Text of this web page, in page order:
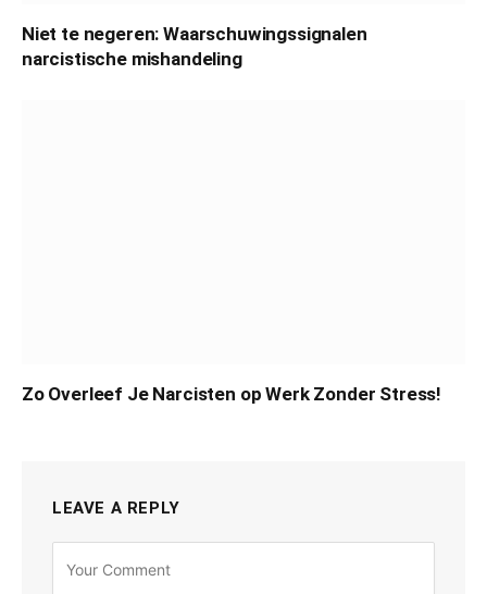
Niet te negeren: Waarschuwingssignalen
narcistische mishandeling
Zo Overleef Je Narcisten op Werk Zonder Stress!
LEAVE A REPLY